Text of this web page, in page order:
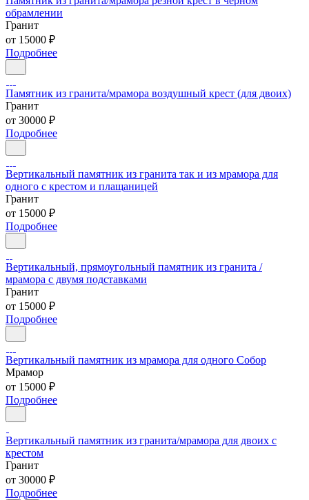
обрамлении
Гранит
от 15000 ₽
Подробнее
Памятник из гранита/мрамора воздушный крест (для двоих)
Гранит
от 30000 ₽
Подробнее
Вертикальный памятник из гранита так и из мрамора для
одного с крестом и плащаницей
Гранит
от 15000 ₽
Подробнее
Вертикальный, прямоугольный памятник из гранита /
мрамора с двумя подставками
Гранит
от 15000 ₽
Подробнее
Вертикальный памятник из мрамора для одного Собор
Мрамор
от 15000 ₽
Подробнее
Вертикальный памятник из гранита/мрамора для двоих с
крестом
Гранит
от 30000 ₽
Подробнее